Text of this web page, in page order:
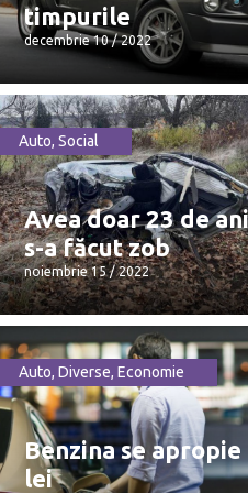
timpurile
decembrie 10 / 2022
mai frumoase și
mașini din toate
decembrie 10 / 2022
Auto, Social
Avea doar 23 de
s-a făcut zob
noiembrie 15 / 2022
Avea doar 23 de ani,
făcut zob
noiembrie 15 / 2022
Auto, Diverse, Economie
Benzina se apropie
lei